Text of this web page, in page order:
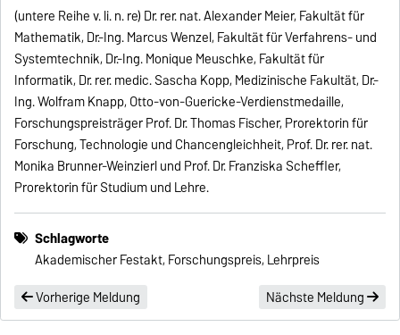
(untere Reihe v. li. n. re) Dr. rer. nat. Alexander Meier, Fakultät für
Mathematik, Dr.-Ing. Marcus Wenzel, Fakultät für Verfahrens- und
Systemtechnik, Dr.-Ing. Monique Meuschke, Fakultät für
Informatik, Dr. rer. medic. Sascha Kopp, Medizinische Fakultät, Dr.-
Ing. Wolfram Knapp, Otto-von-Guericke-Verdienstmedaille,
Forschungspreisträger Prof. Dr. Thomas Fischer, Prorektorin für
Forschung, Technologie und Chancengleichheit, Prof. Dr. rer. nat.
Monika Brunner-Weinzierl und Prof. Dr. Franziska Scheffler,
Prorektorin für Studium und Lehre.
Schlagworte
Akademischer Festakt, Forschungspreis, Lehrpreis
Vorherige Meldung
Nächste Meldung